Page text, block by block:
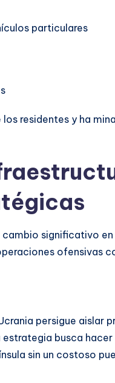
particulares
residentes y ha
significativo
ofensivas
persigue aislar
busca hacer
sin un costoso